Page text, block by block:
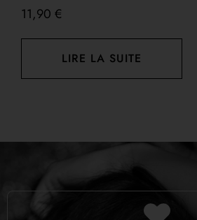
11,90 €
LIRE LA SUITE